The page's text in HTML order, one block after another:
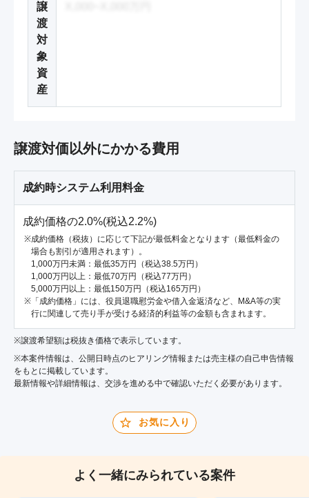
譲
渡
対
象
資
産
譲渡対価以外にかかる費用
成約時システム利用料金
成約価格の2.0%(税込2.2%)
成約価格（税抜）に応じて下記が最低料金となります（最低料金の
場合も割引が適用されます）。
1,000万円未満：最低35万円（税込38.5万円）
1,000万円以上：最低70万円（税込77万円）
5,000万円以上：最低150万円（税込165万円）
「成約価格」には、役員退職慰労金や借入金返済など、M&A等の実
行に関連して売り手が受ける経済的利益等の金額も含まれます。
※譲渡希望額は税抜き価格で表示しています。
※本案件情報は、公開日時点のヒアリング情報または売主様の自己申告情報
をもとに掲載しています。
最新情報や詳細情報は、交渉を進める中で確認いただく必要があります。
お気に入り
よく一緒にみられている案件